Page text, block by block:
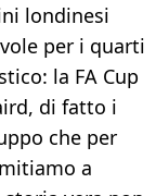
londinesi
per i quarti
la FA Cup
di fatto i
che per
a